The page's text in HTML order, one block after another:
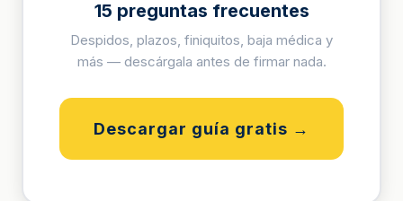
15 preguntas frecuentes
Despidos, plazos, finiquitos, baja médica y
más — descárgala antes de firmar nada.
Descargar guía gratis →